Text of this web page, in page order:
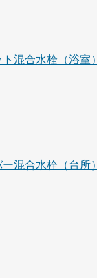
混合水栓（浴室）
混合水栓（台所）